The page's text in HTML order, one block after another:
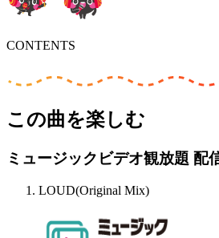
CONTENTS
この曲を楽しむ
ミュージックビデオ観放題 配
LOUD(Original Mix)